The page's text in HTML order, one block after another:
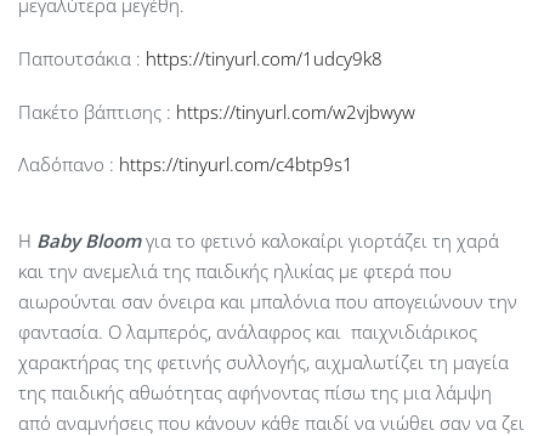
μεγαλύτερα μεγέθη.
Παπουτσάκια : https://tinyurl.com/1udcy9k8
Πακέτο βάπτισης : https://tinyurl.com/w2vjbwyw
Λαδόπανο : https://tinyurl.com/c4btp9s1
Η Baby Bloom για το φετινό καλοκαίρι γιορτάζει τη χαρά
και την ανεμελιά της παιδικής ηλικίας με φτερά που
αιωρούνται σαν όνειρα και μπαλόνια που απογειώνουν την
φαντασία. Ο λαμπερός, ανάλαφρος και παιχνιδιάρικος
χαρακτήρας της φετινής συλλογής, αιχμαλωτίζει τη μαγεία
της παιδικής αθωότητας αφήνοντας πίσω της μια λάμψη
από αναμνήσεις που κάνουν κάθε παιδί να νιώθει σαν να ζει